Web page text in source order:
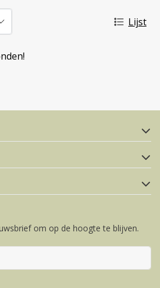
Lijst
om op de hoogte te blijven.